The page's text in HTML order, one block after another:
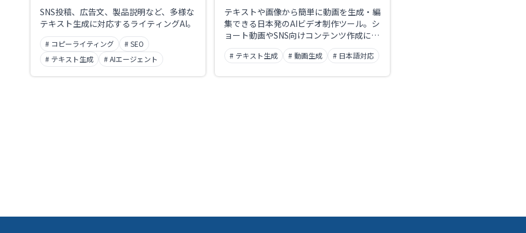
SNS投稿、広告文、製品説明など、多様な
テキスト生成に対応するライティングAI。
# コピーライティング
# SEO
# テキスト生成
# AIエージェント
テキストや画像から簡単に動画を生成・編
集できる日本発のAIビデオ制作ツール。シ
ョート動画やSNS向けコンテンツ作成に特
化。
# テキスト生成 # 動画生成 # 日本語対応